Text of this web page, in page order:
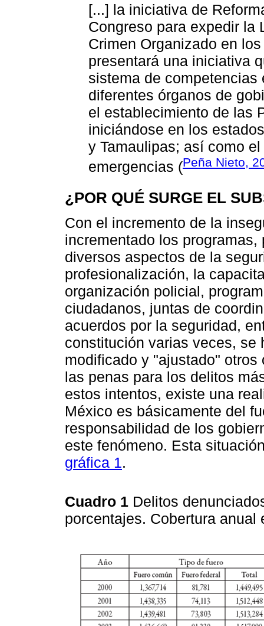
[...] la iniciativa de
Congreso para expedir la
Crimen Organizado en
presentará una iniciativa
sistema de
diferentes órganos de
el establecimiento de las
iniciándose en los
y Tamaulipas; así como
emergencias (Peña Nieto,
¿POR QUÉ SURGE EL
Con el incremento de la
incrementado los
diversos aspectos de la
profesionalización, la
organización policial,
ciudadanos, juntas de
acuerdos por la seguridad,
constitución varias veces, se
modificado y "ajustado"
las penas para los delitos
estos intentos, existe una
México es básicamente del
responsabilidad de los
este fenómeno. Esta
gráfica 1.
Cuadro 1 Delitos
porcentajes. Cobertura